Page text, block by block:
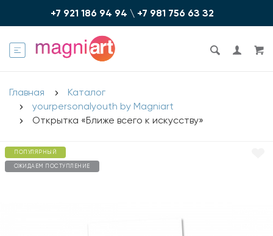
+7 921 186 94 94 \ +7 981 756 6З З2
Главная
Каталог
yourpersonalyouth by Magniart
Открытка «Ближе всего к искусству»
ПОПУЛЯРНЫЙ
ОЖИДАЕМ ПОСТУПЛЕНИЕ